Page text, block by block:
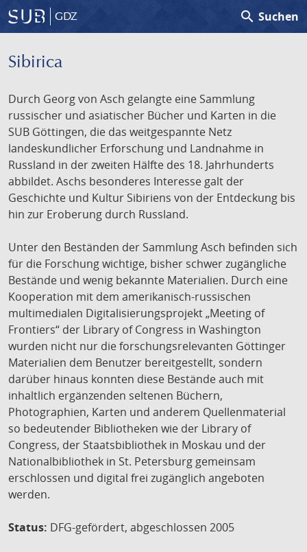
GDZ search Suchen
Sibirica
Durch Georg von Asch gelangte eine Sammlung
russischer und asiatischer Bücher und Karten in die
SUB Göttingen, die das weitgespannte Netz
landeskundlicher Erforschung und Landnahme in
Russland in der zweiten Hälfte des 18. Jahrhunderts
abbildet. Aschs besonderes Interesse galt der
Geschichte und Kultur Sibiriens von der Entdeckung bis
hin zur Eroberung durch Russland.
Unter den Beständen der Sammlung Asch befinden sich
für die Forschung wichtige, bisher schwer zugängliche
Bestände und wenig bekannte Materialien. Durch eine
Kooperation mit dem amerikanisch-russischen
multimedialen Digitalisierungsprojekt „Meeting of
Frontiers“ der Library of Congress in Washington
wurden nicht nur die forschungsrelevanten Göttinger
Materialien dem Benutzer bereitgestellt, sondern
darüber hinaus konnten diese Bestände auch mit
inhaltlich ergänzenden seltenen Büchern,
Photographien, Karten und anderem Quellenmaterial
so bedeutender Bibliotheken wie der Library of
Congress, der Staatsbibliothek in Moskau und der
Nationalbibliothek in St. Petersburg gemeinsam
erschlossen und digital frei zugänglich angeboten
werden.
Status: DFG-gefördert, abgeschlossen 2005